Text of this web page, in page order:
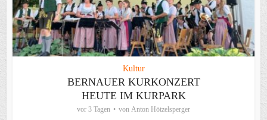
Kultur
BERNAUER KURKONZERT
HEUTE IM KURPARK
vor 3 Tagen von Anton Hötzelsperger